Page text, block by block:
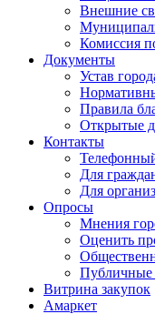
Внешние
Комиссия
Документы
Устав
Правила
Открытые
Контакты
Для
Для
Опросы
Мнения
Оценить
Публичные
Витрина закупок
Амаркет